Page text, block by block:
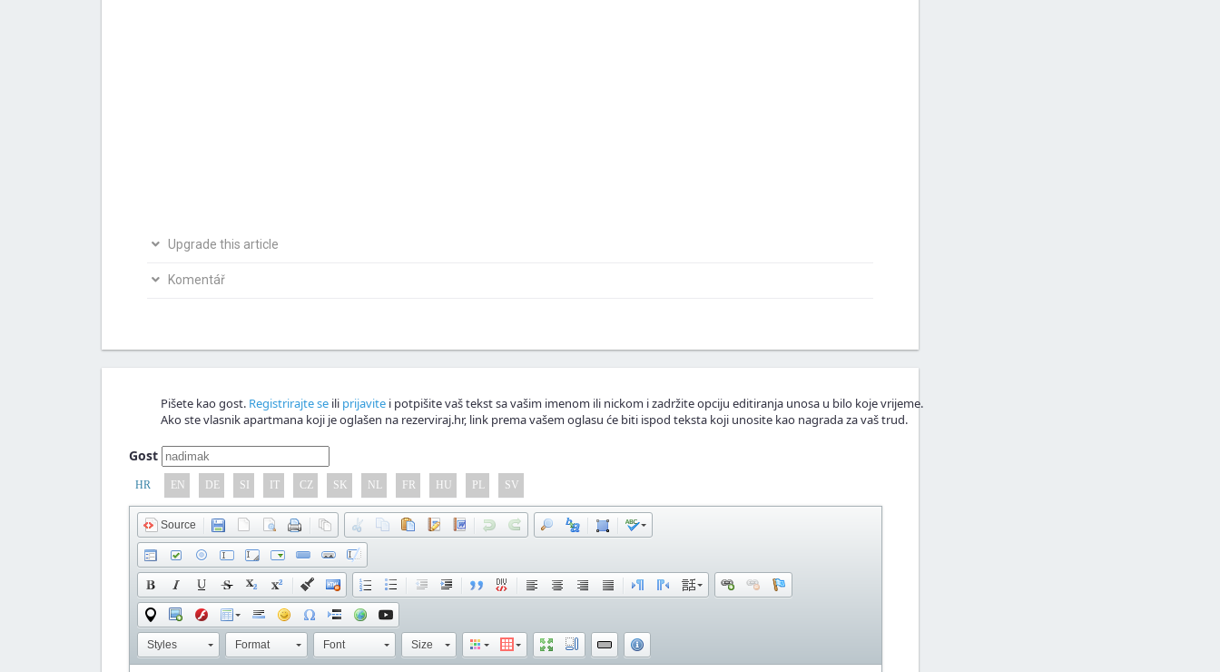
Upgrade this article
Bio si na ovom mjestu? Podijeli s nama svoja iskustva ili fotografije.
Komentář
Pišete kao gost. Registrirajte se ili prijavite i potpišite vaš tekst sa vašim imenom ili nickom i zadržite opciju editiranja unosa u bilo koje vrijeme.
Ako ste vlasnik apartmana koji je oglašen na rezerviraj.hr, link prema vašem oglasu će biti ispod teksta koji unosite kao nagrada za vaš trud.
Gost
HR EN DE SI IT CZ SK NL FR HU PL SV
Source
Styles Format Font Size